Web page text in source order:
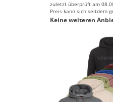
zuletzt überprüft am
Preis kann sich seitdem
Keine weiteren